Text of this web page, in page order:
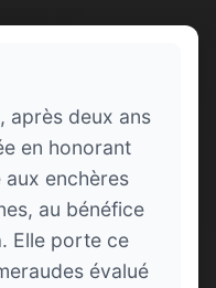
après deux ans
en honorant
aux enchères
au bénéfice
Elle porte ce
évalué